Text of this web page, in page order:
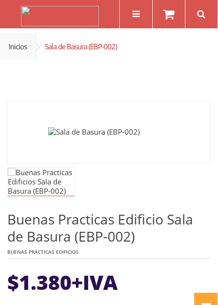
Inicios Sala de Basura (EBP-002)
Buenas Practicas Edificio Sala
de Basura (EBP-002)
BUENAS PRACTICAS EDIFICIOS
$1.380+IVA